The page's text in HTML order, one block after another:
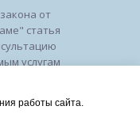
от
статья
услугам
№ ЛО-50-01-
работы сайта.